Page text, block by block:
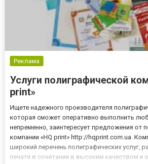
Реклама
Услуги полиграфической
print»
Ищете надежного производителя
которая сможет оперативно выполнить
непременно, заинтересует предложения от
компании «НQ print» http://hqprint.com.ua.
широкий перечень полиграфических услуг,
печати в сочетании в высоким качеством и